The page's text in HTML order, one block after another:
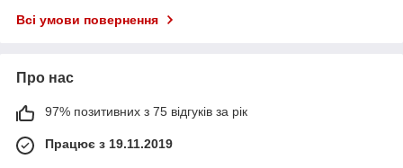
Всі умови повернення
Про нас
97% позитивних з 75 відгуків за рік
Працює з 19.11.2019